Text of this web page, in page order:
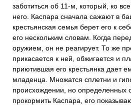
заботиться об 11-м, который, ко
него. Каспара сначала сажают в
крестьянская семья берет его к
его нескольким словам. Когда
оружием, он не реагирует. То же
прикасается к ней, обжигается и
приютившая его крестьянка дает
младенца. Множатся сплетни и
происхождении, но определенных
прокормить Каспара, его